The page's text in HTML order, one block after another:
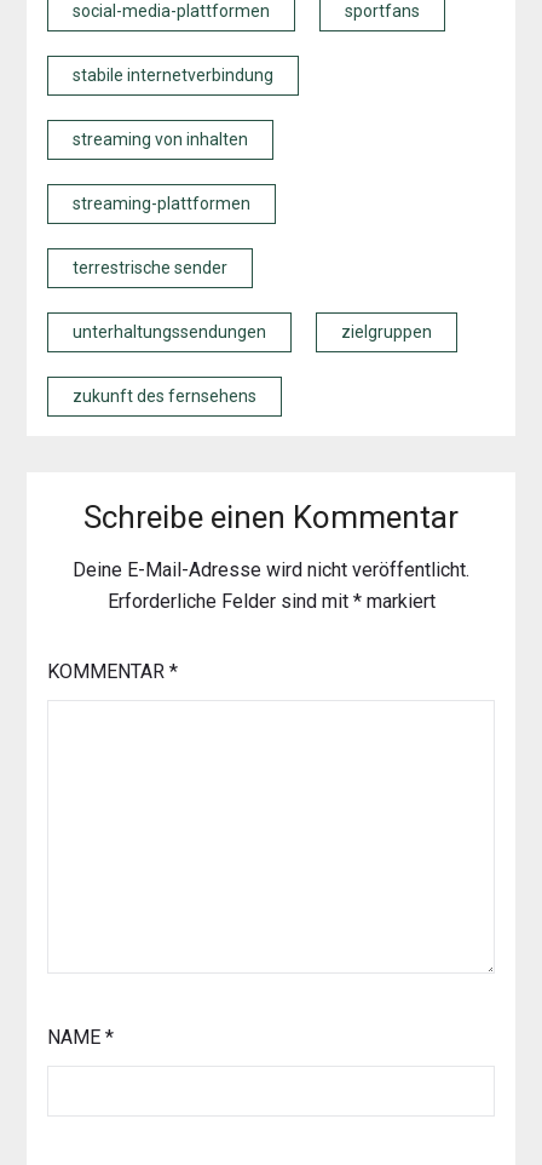
social-media-plattformen sportfans
stabile internetverbindung
streaming von inhalten
streaming-plattformen
terrestrische sender
unterhaltungssendungen zielgruppen
zukunft des fernsehens
Schreibe einen Kommentar
Deine E-Mail-Adresse wird nicht veröffentlicht.
Erforderliche Felder sind mit *markiert
KOMMENTAR *
NAME *